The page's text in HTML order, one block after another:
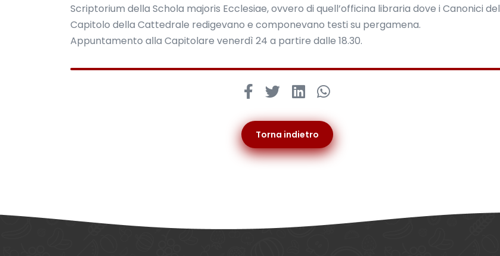
Scriptorium della Schola majoris Ecclesiae, ovvero di quell’officina libraria dove i Canonici del
Capitolo della Cattedrale redigevano e componevano testi su pergamena.
Appuntamento alla Capitolare venerdì 24 a partire dalle 18.30.
Torna indietro